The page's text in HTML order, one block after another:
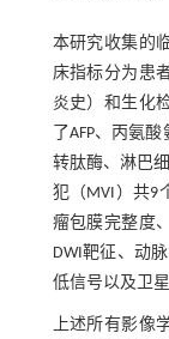
本研究收集的
床指标分为患
炎史）和生化
了AFP、丙氨
转肽酶、淋巴
犯（MVI）共9
瘤包膜完整度
DWI靶征、动
低信号以及卫
上述所有影像